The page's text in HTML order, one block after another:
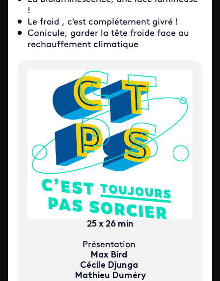
!
Le froid , c'est complétement givré !
Canicule, garder la tête froide face au
rechauffement climatique
25 x 26 min
Présentation
Max Bird
Cécile Djunga
Mathieu Duméry